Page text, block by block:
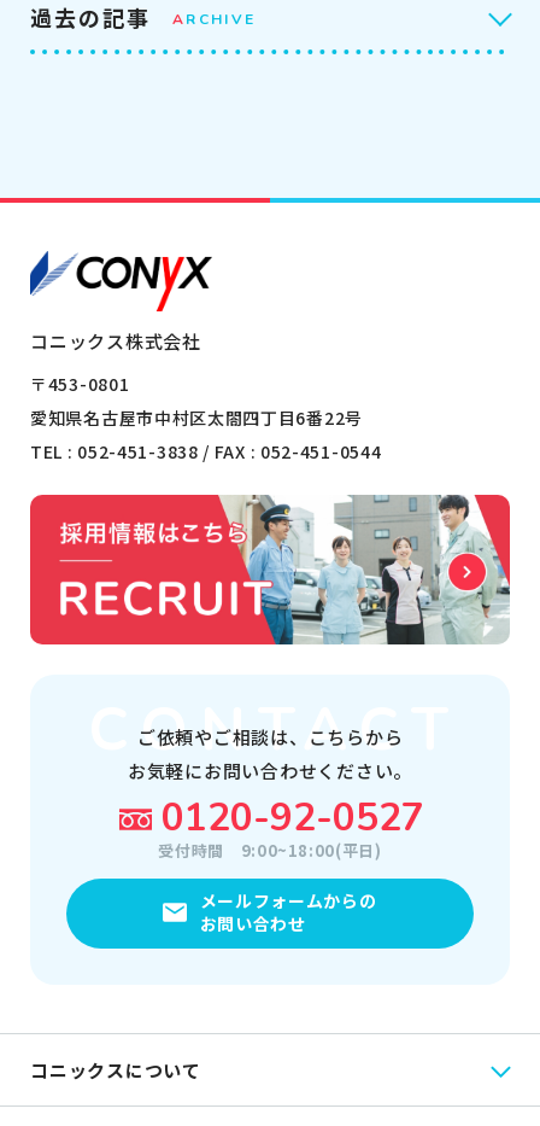
過去の記事 ARCHIVE
コニックス株式会社
〒453-0801
愛知県名古屋市中村区太閤四丁目6番22号
TEL : 052-451-3838 / FAX : 052-451-0544
ご依頼やご相談は、
こちらから
お気軽にお問い合わせください。
0120-92-0527
受付時間 9:00~18:00(平日)
メールフォームからの
お問い合わせ
コニックスについて